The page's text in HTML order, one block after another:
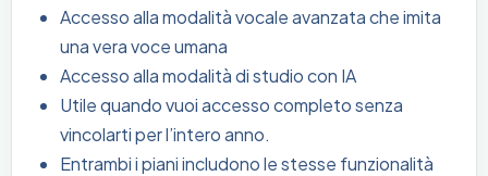
Accesso alla modalità vocale avanzata che imita
una vera voce umana
Accesso alla modalità di studio con IA
Utile quando vuoi accesso completo senza
vincolarti per l’intero anno.
Entrambi i piani includono le stesse funzionalità